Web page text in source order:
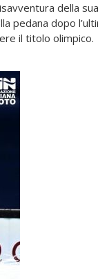
della sua
pedana dopo
il titolo olimpico.